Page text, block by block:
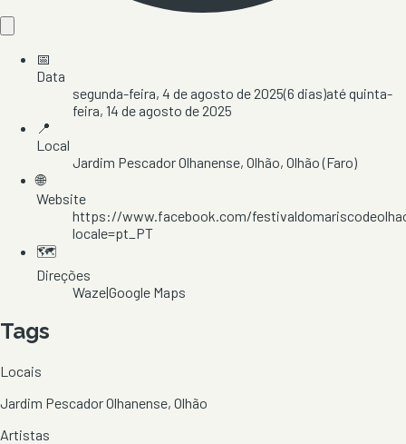
📅
Data
segunda-feira, 4 de agosto de 2025(6 dias)atéquinta-
feira, 14 de agosto de 2025
📍
Local
Jardim Pescador Olhanense, Olhão, Olhão(Faro)
🌐
Website
https://www.facebook.com/
locale=pt_PT
🗺️
Direções
Waze|Google Maps
Tags
Locais
Jardim Pescador Olhanense, Olhão
Artistas